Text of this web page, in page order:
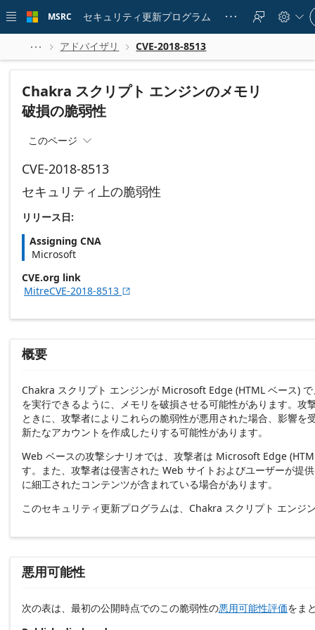
 main
MSRC セキュリティ更新プログラム    
in
to
  アドバイザリ  CVE-2018-8513
Chakra スクリプト エンジンのメモリ
破損の脆弱性
このページ 
CVE-2018-8513
セキュリティ上の脆弱性
リリース日:
Assigning CNA
Microsoft
CVE.org link
MitreCVE-2018-8513 
概要
Chakra スクリプト エンジンが Microsoft Edge (HTML ベース)
を実行できるように、メモリを破損させる可能性があります。
ときに、攻撃者によりこれらの脆弱性が悪用された場合、影響
新たなアカウントを作成したりする可能性があります。
Web ベースの攻撃シナリオでは、攻撃者は Microsoft Edge
す。また、攻撃者は侵害された Web サイトおよびユーザーが提
に細工されたコンテンツが含まれている場合があります。
このセキュリティ更新プログラムは、Chakra スクリプト エン
悪用可能性
次の表は、最初の公開時点でのこの脆弱性の悪用可能性評価をま